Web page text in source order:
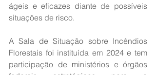
ágeis e eficazes diante de possíveis
situações de risco.
A Sala de Situação sobre Incêndios
Florestais foi instituída em 2024 e tem
participação de ministérios e órgãos